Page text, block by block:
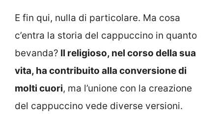
E fin qui, nulla di particolare. Ma cosa
c’entra la storia del cappuccino in quanto
bevanda? Il religioso, nel corso della sua
vita, ha contribuito alla conversione di
molti cuori, ma l’unione con la creazione
del cappuccino vede diverse versioni.